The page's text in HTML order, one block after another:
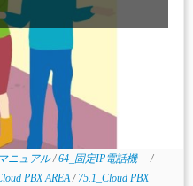
ニュアル/64_固定IP電話機/
PBX AREA/ 75.1_Cloud PBX